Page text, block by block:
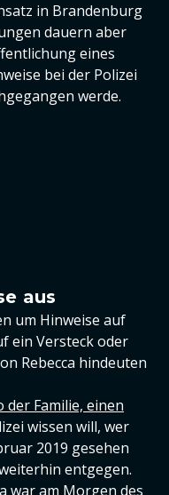
in Brandenburg
dauern aber
eines
bei der Polizei
werde.
aus
um Hinweise auf
ein Versteck oder
Rebecca hindeuten
der Familie, einen
wissen will, wer
2019 gesehen
entgegen.
war am Morgen des